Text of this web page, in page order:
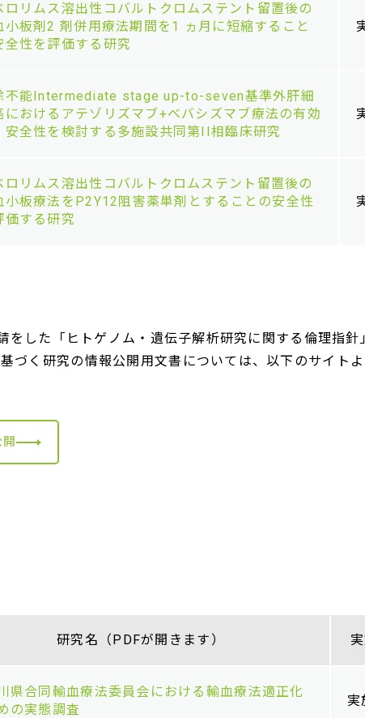
ロリムス溶出性コバルトクロムステント留置後の
小板剤2 剤併用療法期間を1 ヵ月に短縮すること
全性を評価する研究
不能Intermediate stage up-to-seven基準外肝細
におけるアテゾリズマブ+ベバシズマブ療法の有効
安全性を検討する多施設共同第II相臨床研究
ロリムス溶出性コバルトクロムステント留置後の
小板療法をP2Y12阻害薬単剤とすることの安全性
価する研究
した「ヒトゲノム・遺伝子解析研究に関する倫理指針
づく研究の情報公開用文書については、以下のサイト
開
研究名（PDFが開きます）
県合同輸血療法委員会における輸血療法適正化
の実態調査
実